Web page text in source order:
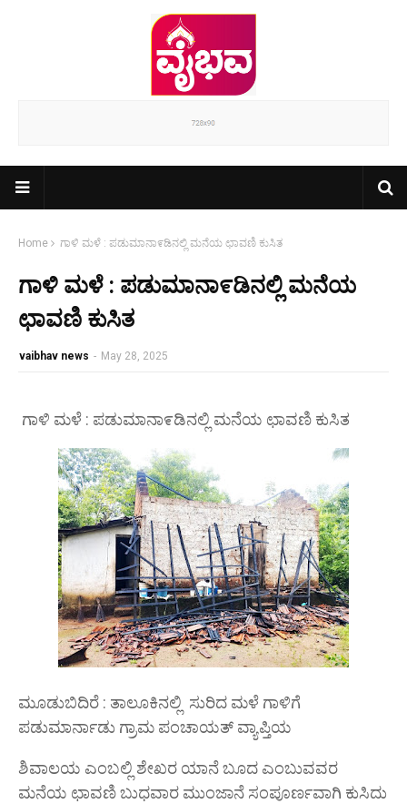
Home ಗಾಳಿ ಮಳೆ : ಪಡುಮಾನಾ೯ಡಿನಲ್ಲಿ ಮನೆಯ ಛಾವಣಿ ಕುಸಿತ
ಗಾಳಿ ಮಳೆ : ಪಡುಮಾನಾ೯ಡಿನಲ್ಲಿ ಮನೆಯ
ಛಾವಣಿ ಕುಸಿತ
vaibhav news - May 28, 2025
ಗಾಳಿ ಮಳೆ : ಪಡುಮಾನಾ೯ಡಿನಲ್ಲಿ ಮನೆಯ ಛಾವಣಿ ಕುಸಿತ
ಮೂಡುಬಿದಿರೆ : ತಾಲೂಕಿನಲ್ಲಿ ಸುರಿದ ಮಳೆ ಗಾಳಿಗೆ
ಪಡುಮಾರ್ನಾಡು ಗ್ರಾಮ ಪಂಚಾಯತ್ ವ್ಯಾಪ್ತಿಯ
ಶಿವಾಲಯ ಎಂಬಲ್ಲಿ ಶೇಖರ ಯಾನೆ ಬೂದ ಎಂಬುವವರ
ಮನೆಯ ಛಾವಣಿ ಬುಧವಾರ ಮುಂಜಾನೆ ಸಂಪೂರ್ಣವಾಗಿ ಕುಸಿದು